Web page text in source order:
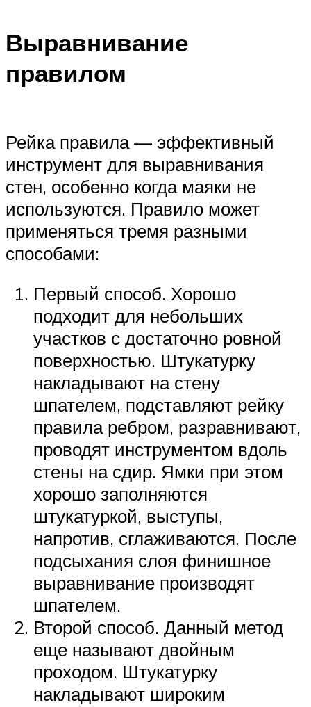
Выравнивание
правилом
Рейка правила — эффективный
инструмент для выравнивания
стен, особенно когда маяки не
используются. Правило может
применяться тремя разными
способами:
Первый способ. Хорошо
подходит для небольших
участков с достаточно ровной
поверхностью. Штукатурку
накладывают на стену
шпателем, подставляют рейку
правила ребром, разравнивают,
проводят инструментом вдоль
стены на сдир. Ямки при этом
хорошо заполняются
штукатуркой, выступы,
напротив, сглаживаются. После
подсыхания слоя финишное
выравнивание производят
шпателем.
Второй способ. Данный метод
еще называют двойным
проходом. Штукатурку
накладывают широким